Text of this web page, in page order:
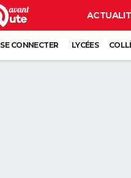
SE CONNECTER LYCÉES